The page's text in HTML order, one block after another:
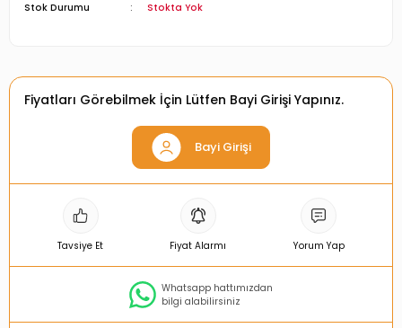
Stok Durumu
Stokta Yok
Fiyatları Görebilmek İçin Lütfen Bayi Girişi Yapınız.
Bayi Girişi
Tavsiye Et Fiyat Alarmı Yorum Yap
Whatsapp hattımızdan
bilgi alabilirsiniz